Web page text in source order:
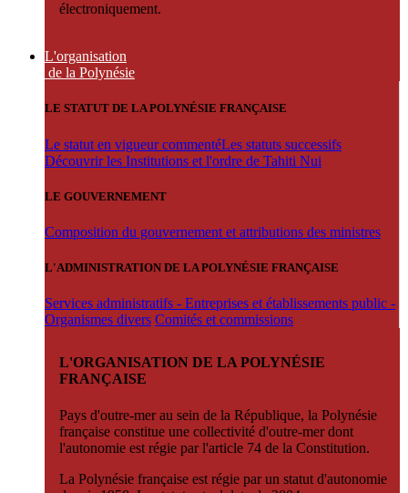
électroniquement.
L'organisation
de la Polynésie
LE STATUT DE LA POLYNÉSIE FRANÇAISE
Le statut en vigueur commentéLes statuts successifs
Découvrir les Institutions et l'ordre de Tahiti Nui
LE GOUVERNEMENT
Composition du gouvernement et attributions des ministres
L'ADMINISTRATION DE LA POLYNÉSIE FRANÇAISE
Services administratifs - Entreprises et établissements public -
Organismes divers Comités et commissions
L'ORGANISATION DE LA POLYNÉSIE
FRANÇAISE
Pays d'outre-mer au sein de la République, la Polynésie
française constitue une collectivité d'outre-mer dont
l'autonomie est régie par l'article 74 de la Constitution.
La Polynésie française est régie par un statut d'autonomie